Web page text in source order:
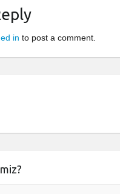
in to post a comment.